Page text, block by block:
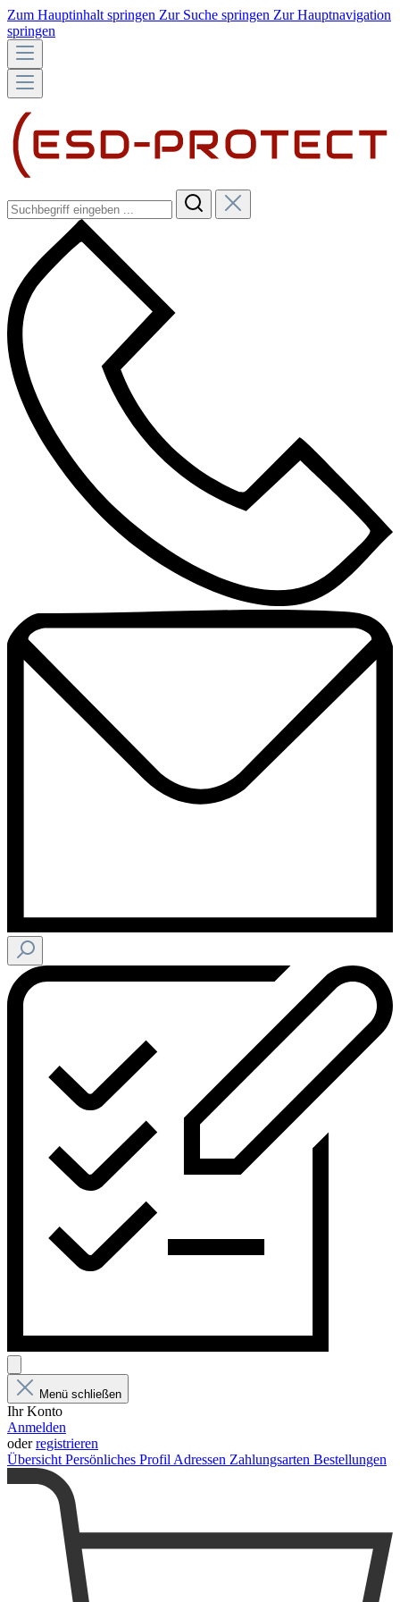
Zum Hauptinhalt springen Zur Suche springen Zur Hauptnavigation
springen
Menü schließen
Ihr Konto
Anmelden
oderregistrieren
Übersicht Persönliches Profil Adressen Zahlungsarten Bestellungen